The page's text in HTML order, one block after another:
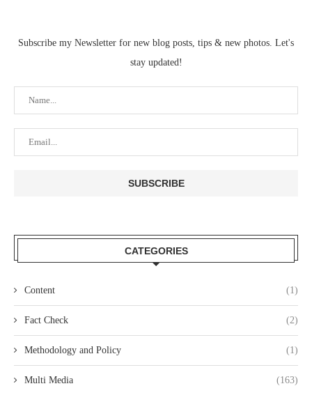
Subscribe my Newsletter for new blog posts, tips & new photos. Let's
stay updated!
CATEGORIES
Content (1)
Fact Check (2)
Methodology and Policy (1)
Multi Media (163)